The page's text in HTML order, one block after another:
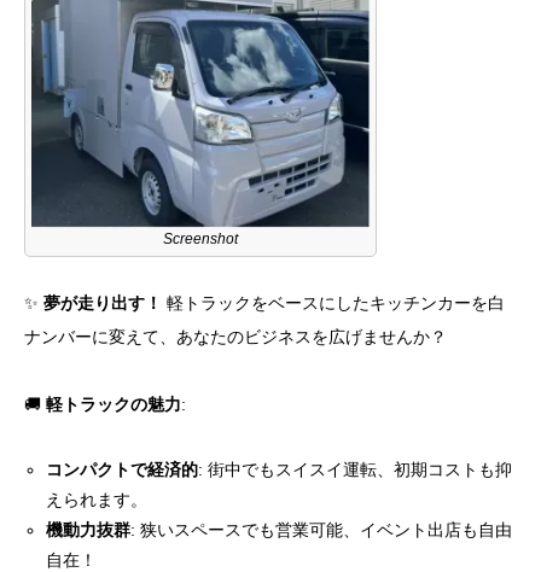
Screenshot
✨ 夢が走り出す！ 軽トラックをベースにしたキッチンカーを白
ナンバーに変えて、あなたのビジネスを広げませんか？
🚚 軽トラックの魅力:
コンパクトで経済的: 街中でもスイスイ運転、初期コストも抑
えられます。
機動力抜群: 狭いスペースでも営業可能、イベント出店も自由
自在！